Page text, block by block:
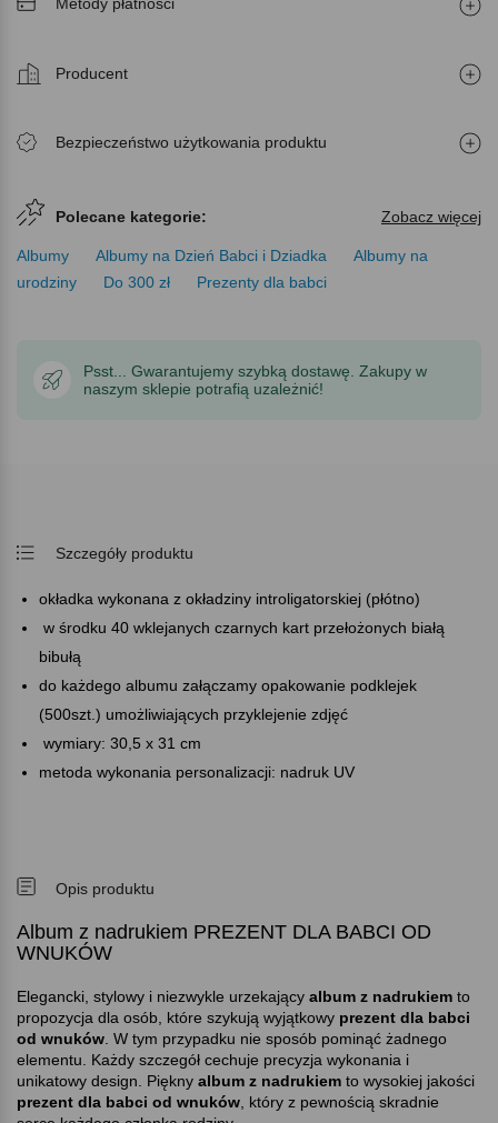
Producent
Bezpieczeństwo użytkowania produktu
Polecane kategorie: Zobacz więcej
Albumy Albumy na Dzień Babci i Dziadka
Albumy na
urodziny
Do 300 zł Prezenty dla babci
Psst... Gwarantujemy szybką dostawę. Zakupy w
naszym sklepie potrafią uzależnić!
Szczegóły produktu
okładka wykonana z okładziny introligatorskiej (płótno)
w środku 40 wklejanych czarnych kart przełożonych białą
bibułą
do każdego albumu załączamy opakowanie podklejek
(500szt.) umożliwiających przyklejenie zdjęć
wymiary: 30,5 x 31 cm
metoda wykonania personalizacji: nadruk UV
Opis produktu
Album z nadrukiem PREZENT DLA BABCI OD
WNUKÓW
Elegancki, stylowy i niezwykle urzekający album z nadrukiem to
propozycja dla osób, które szykują wyjątkowy prezent dla babci
od wnuków . W tym przypadku nie sposób pominąć żadnego
elementu. Każdy szczegół cechuje precyzja wykonania i
unikatowy design. Piękny album z nadrukiem to wysokiej jakości
prezent dla babci od wnuków , który z pewnością skradnie